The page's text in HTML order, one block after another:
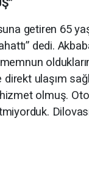
getiren 65
dedi.
ulaşım
olmuş.